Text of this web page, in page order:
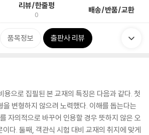
리뷰/한줄평
0 배송/반품/교환
품목정보 출판사 리뷰
용으로 집필된 본 교재의 특징은 다음과 같다. 첫
변형하지 않으려 노력했다. 이해를 돕는다는
자의적으로 바꾸어 인용할 경우 뜻하지 않은 오
다. 둘째, 객관식 시험 대비 교재의 취지에 맞게